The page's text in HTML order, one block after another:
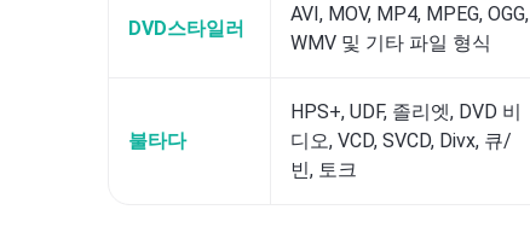
DVD스타일러
AVI, MOV, MP4, MPEG, OGG,
WMV 및 기타 파일 형식
불타다
HPS+, UDF, 졸리엣, DVD 비
디오, VCD, SVCD, Divx, 큐/
빈, 토크